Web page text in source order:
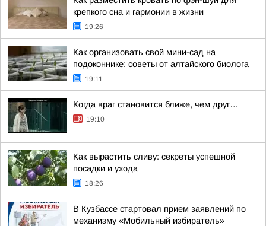
крепкого сна и гармонии в жизни
19:26
Как организовать свой мини-сад на
подоконнике: советы от алтайского биолога
19:11
Когда враг становится ближе, чем друг…
19:10
Как вырастить сливу: секреты успешной
посадки и ухода
18:26
В Кузбассе стартовал прием заявлений по
механизму «Мобильный избиратель»